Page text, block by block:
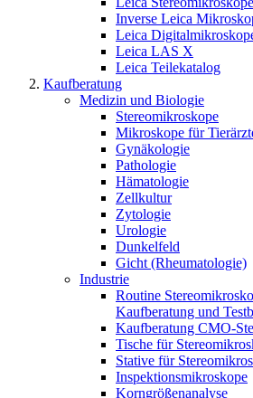
Inverse Leica
Leica
Leica LAS X
Leica Teilekatalog
Kaufberatung
Medizin und Biologie
Stereomikroskope
Mikroskope für
Gynäkologie
Pathologie
Hämatologie
Zellkultur
Zytologie
Urologie
Dunkelfeld
Gicht (Rheumatologie)
Industrie
Routine
Kaufberatung und
Kaufberatung CMO-
Tische für
Stative für
Inspektionsmikroskope
Korngrößenanalyse